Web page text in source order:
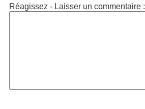
Réagissez - Laisser un commentaire :